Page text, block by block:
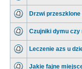
Drzwi przeszklone
Czujniki dymu czy
Leczenie azs u
Jakie fajne